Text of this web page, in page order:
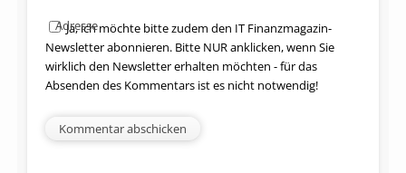
Adresse
Ja, ich möchte bitte zudem den IT Finanzmagazin-
Newsletter abonnieren. Bitte NUR anklicken, wenn Sie
wirklich den Newsletter erhalten möchten - für das
Absenden des Kommentars ist es nicht notwendig!